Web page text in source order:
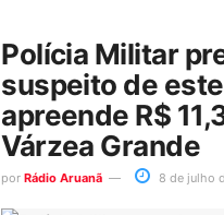
Polícia Militar
suspeito de
apreende R$
Várzea Grande
por Rádio Aruanã 8 de julho